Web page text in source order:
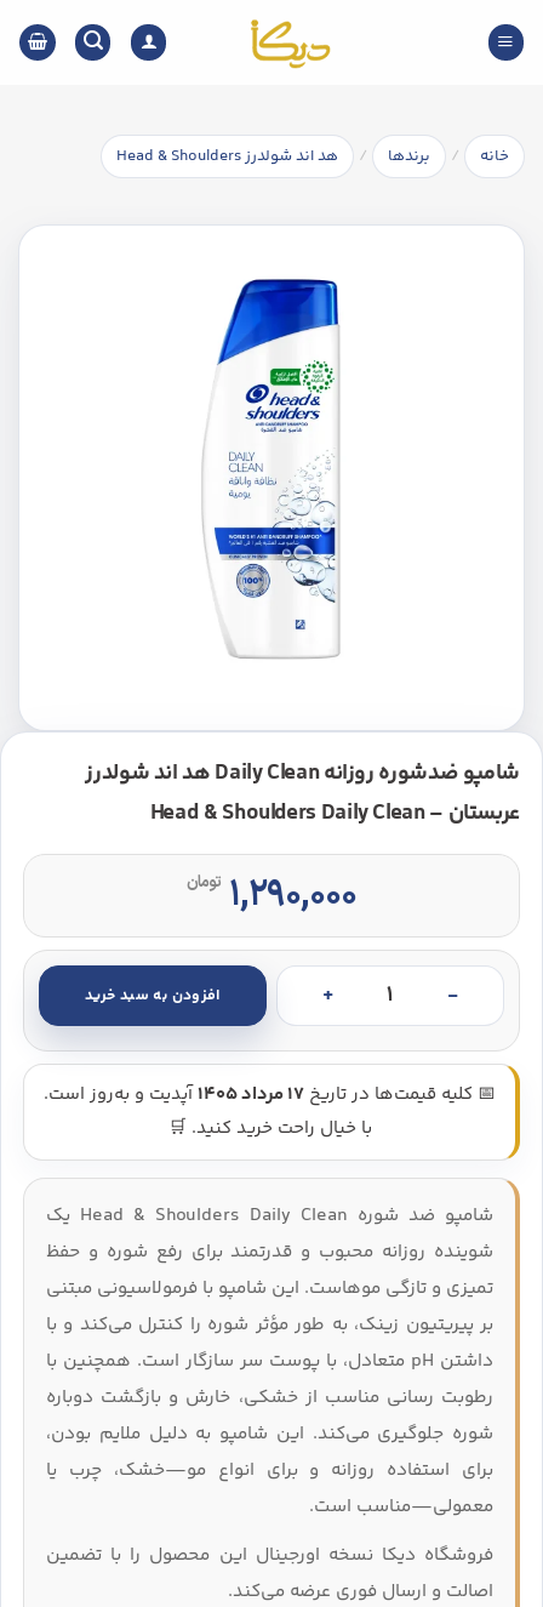
content
خانه / برندها / هد اند شولدرز Head & Shoulders
شامپو ضدشوره روزانه Daily Clean هد اند شولدرز
عربستان – Head & Shoulders Daily Clean
۱,۲۹۰,۰۰۰ تومان
شامپو ضد شوره Head & Shoulders Daily Clean یک
شوینده روزانه محبوب و قدرتمند برای رفع شوره و حفظ
تمیزی و تازگی موهاست. این شامپو با فرمولاسیونی مبتنی
بر پیریتیون زینک، به‌ طور مؤثر شوره را کنترل می‌کند و با
داشتن pH متعادل، با پوست سر سازگار است. همچنین با
رطوبت‌ رسانی مناسب از خشکی، خارش و بازگشت دوباره
شوره جلوگیری می‌کند. این شامپو به دلیل ملایم بودن،
برای استفاده روزانه و برای انواع مو—خشک، چرب یا
معمولی—مناسب است.
فروشگاه دیکا نسخه اورجینال این محصول را با تضمین
اصالت و ارسال فوری عرضه می‌کند.
📅 کلیه قیمت‌ها در تاریخ 17 مرداد 1405
آپدیت و به‌روز است.
با خیال راحت خرید کنید. 🛒
شامپو ضدشوره روزانه Daily Clean هد اند شولدرز عربستان - Head & Shoulders Daily Clean عدد افزودن به سبد خرید